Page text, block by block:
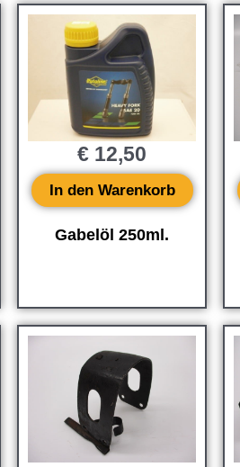
Gabelöl 250ml.
€ 12,50
In den Warenkorb